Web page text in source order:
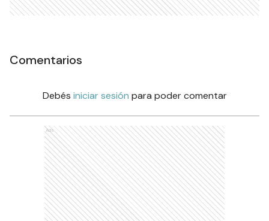
Comentarios
Debés iniciar sesión para poder comentar
Ads